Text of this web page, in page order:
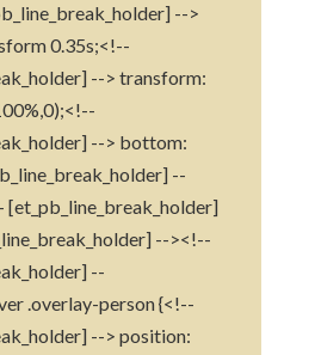
-->
0.35s;<!--
--> transform:
--> bottom:
--
[et_pb_line_break_holder]
--><!--
--
.overlay-person {<!--
--> position: